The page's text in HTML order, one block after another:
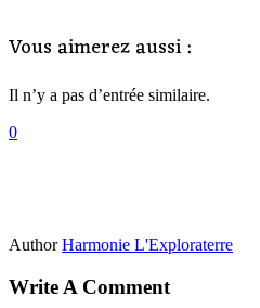
Vous aimerez aussi :
Il n’y a pas d’entrée similaire.
0
Author Harmonie L'Exploraterre
Write A Comment